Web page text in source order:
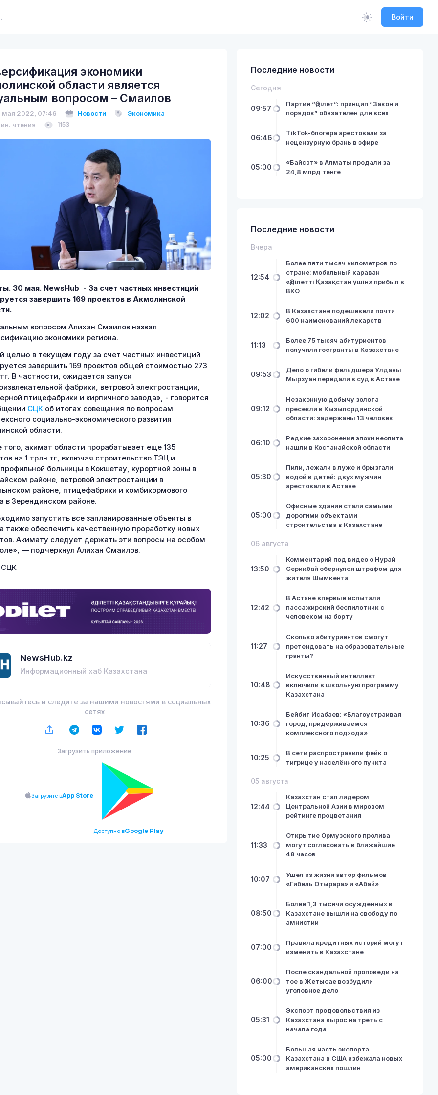
Войти
экономики
области является
вопросом – Смаилов
мая 2022, 07:46 Новости
Экономика
чтения
1153
30 мая. NewsHub - За счет частных инвестиций
завершить 169 проектов в Акмолинской
вопросом Алихан Смаилов назвал
экономики региона.
целью в текущем году за счет частных инвестиций
завершить 169 проектов общей стоимостью 273
В частности, ожидается запуск
фабрики, ветровой электростанции,
птицефабрики и кирпичного завода», - говорится
СЦКоб итогах совещания по вопросам
социально-экономического развития
области.
того, акимат области прорабатывает еще 135
на 1 трлн тг, включая строительство ТЭЦ и
больницы в Кокшетау, курортной зоны в
районе, ветровой электростанции в
районе, птицефабрики и комбикормового
в Зерендинском районе.
запустить все запланированные объекты в
также обеспечить качественную проработку новых
Акимату следует держать эти вопросы на особом
— подчеркнул Алихан Смаилов.
СЦК
NewsHub.kz
Информационный хаб Казахстана
и следите за нашими новостями в социальных
сетях
Загрузить приложение
Загрузите вApp Store
Доступно вGoogle Play
Последние новости
Сегодня
09:57
Партия “Әділет”: принцип “Закон и
порядок” обязателен для всех
06:46
TikTok-блогера арестовали за
нецензурную брань в эфире
05:00
«Байсат» в Алматы продали за
24,8 млрд тенге
Последние новости
Вчера
12:54
Более пяти тысяч километров по
стране: мобильный караван
«Әділетті Қазақстан үшін» прибыл в
ВКО
12:02
В Казахстане подешевели почти
600 наименований лекарств
11:13
Более 75 тысяч абитуриентов
получили госгранты в Казахстане
09:53
Дело о гибели фельдшера Улданы
Мырзуан передали в суд в Астане
09:12
Незаконную добычу золота
пресекли в Кызылординской
области: задержаны 13 человек
06:10
Редкие захоронения эпохи неолита
нашли в Костанайской области
05:30
Пили, лежали в луже и брызгали
водой в детей: двух мужчин
арестовали в Астане
05:00
Офисные здания стали самыми
дорогими объектами
строительства в Казахстане
06 августа
13:50
Комментарий под видео о Нурай
Серикбай обернулся штрафом для
жителя Шымкента
12:42
В Астане впервые испытали
пассажирский беспилотник с
человеком на борту
11:27
Сколько абитуриентов смогут
претендовать на образовательные
гранты?
10:48
Искусственный интеллект
включили в школьную программу
Казахстана
10:36
Бейбит Исабаев: «Благоустраивая
город, придерживаемся
комплексного подхода»
10:25
В сети распространили фейк о
тигрице у населённого пункта
05 августа
12:44
Казахстан стал лидером
Центральной Азии в мировом
рейтинге процветания
11:33
Открытие Ормузского пролива
могут согласовать в ближайшие
48 часов
10:07
Ушел из жизни автор фильмов
«Гибель Отырара» и «Абай»
08:50
Более 1,3 тысячи осужденных в
Казахстане вышли на свободу по
амнистии
07:00
Правила кредитных историй могут
изменить в Казахстане
06:00
После скандальной проповеди на
тое в Жетысае возбудили
уголовное дело
05:31
Экспорт продовольствия из
Казахстана вырос на треть с
начала года
05:00
Большая часть экспорта
Казахстана в США избежала новых
американских пошлин